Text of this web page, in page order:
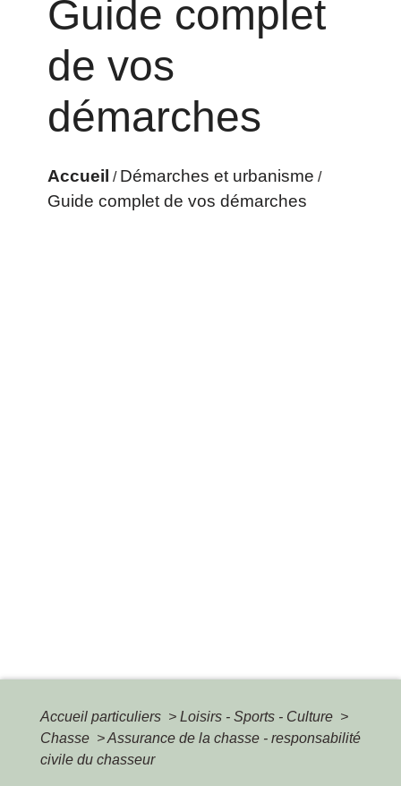
Guide complet
de vos
démarches
Accueil / Démarches et urbanisme /
Guide complet de vos démarches
Accueil particuliers > Loisirs - Sports - Culture >
Chasse >Assurance de la chasse - responsabilité
civile du chasseur